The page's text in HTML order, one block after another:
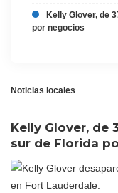
Kelly Glover, de
por negocios
Noticias locales
Kelly Glover, de
sur de Florida